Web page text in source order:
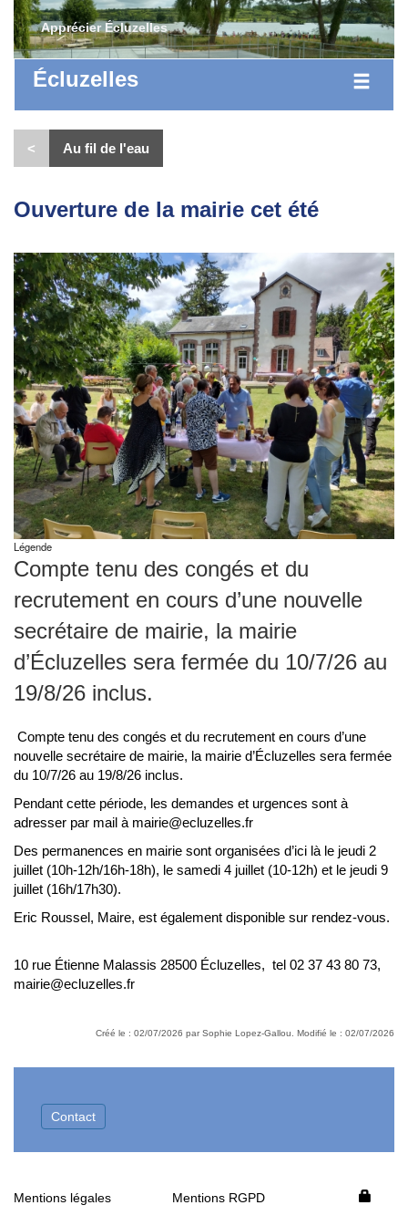
Apprécier Écluzelles
Écluzelles
< Au fil de l'eau
Ouverture de la mairie cet été
Légende
Compte tenu des congés et du
recrutement en cours d’une nouvelle
secrétaire de mairie, la mairie
d’Écluzelles sera fermée du 10/7/26 au
19/8/26 inclus.
Compte tenu des congés et du recrutement en cours d’une
nouvelle secrétaire de mairie, la mairie d’Écluzelles sera fermée
du 10/7/26 au 19/8/26 inclus.
Pendant cette période, les demandes et urgences sont à
adresser par mail à mairie@ecluzelles.fr
Des permanences en mairie sont organisées d’ici là le jeudi 2
juillet (10h-12h/16h-18h), le samedi 4 juillet (10-12h) et le jeudi 9
juillet (16h/17h30).
Eric Roussel, Maire, est également disponible sur rendez-vous.
10 rue Étienne Malassis 28500 Écluzelles, tel 02 37 43 80 73,
mairie@ecluzelles.fr
Créé le : 02/07/2026 par Sophie Lopez-Gallou. Modifié le : 02/07/2026
Contact
Mentions légales Mentions RGPD